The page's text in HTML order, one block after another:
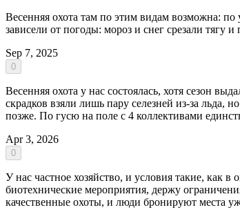
Весенняя охота там по этим видам возможна:
зависели от погоды: мороз и снег срезали тягу
Sep 7, 2025
0
Весенняя охота у нас состоялась, хотя сезон
скрадков взяли лишь пару селезней из-за льда,
позже. По гусю на поле с 4 коллективами
Apr 3, 2026
0
У нас частное хозяйство, и условия такие, как
биотехнические мероприятия, держу
качественные охоты, и люди бронируют места